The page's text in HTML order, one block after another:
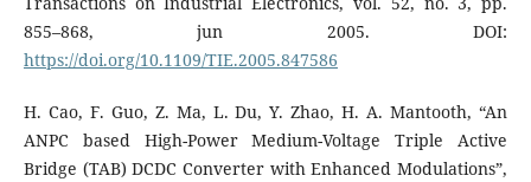
855–868, jun 2005. DOI:
https://doi.org/10.1109/TIE.2005.847586
H. Cao, F. Guo, Z. Ma, L. Du, Y. Zhao, H. A. Mantooth, “An
ANPC based High-Power Medium-Voltage Triple Active
Bridge (TAB) DCDC Converter with Enhanced Modulations”,